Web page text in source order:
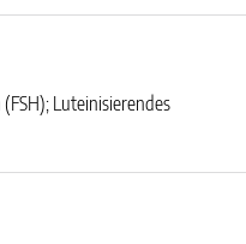
Luteinisierendes